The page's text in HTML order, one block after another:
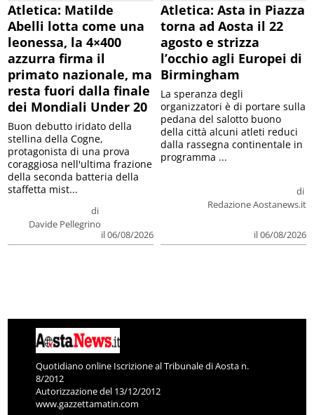
Atletica: Matilde
Abelli lotta come una
leonessa, la 4×400
azzurra firma il
primato nazionale, ma
resta fuori dalla finale
dei Mondiali Under 20
di
Davide Pellegrino
il 06/08/2026
Buon debutto iridato della
stellina della Cogne,
protagonista di una prova
coraggiosa nell'ultima frazione
della seconda batteria della
staffetta mist...
Atletica: Asta in Piazza
torna ad Aosta il 22
agosto e strizza
l’occhio agli Europei di
Birmingham
di
Redazione Aostanews.it
il 06/08/2026
La speranza degli
organizzatori è di portare sulla
pedana del salotto buono
della città alcuni atleti reduci
dalla rassegna continentale in
programma ...
Quotidiano online Iscrizione al Tribunale di Aosta n.
8/2012
Autorizzazione del 13/12/2012
www.gazzettamatin.com